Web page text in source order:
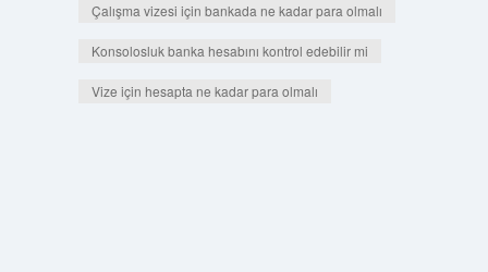
Çalışma vizesi için bankada ne kadar para olmalı
Konsolosluk banka hesabını kontrol edebilir mi
Vize için hesapta ne kadar para olmalı